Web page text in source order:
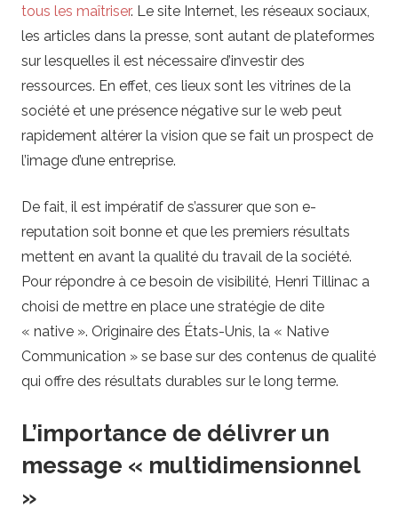
tous les maîtriser. Le site Internet, les réseaux sociaux,
les articles dans la presse, sont autant de plateformes
sur lesquelles il est nécessaire d’investir des
ressources. En effet, ces lieux sont les vitrines de la
société et une présence négative sur le web peut
rapidement altérer la vision que se fait un prospect de
l’image d’une entreprise.
De fait, il est impératif de s’assurer que son e-
reputation soit bonne et que les premiers résultats
mettent en avant la qualité du travail de la société.
Pour répondre à ce besoin de visibilité, Henri Tillinac a
choisi de mettre en place une stratégie de dite
« native ». Originaire des États-Unis, la « Native
Communication » se base sur des contenus de qualité
qui offre des résultats durables sur le long terme.
L’importance de délivrer un
message « multidimensionnel
»